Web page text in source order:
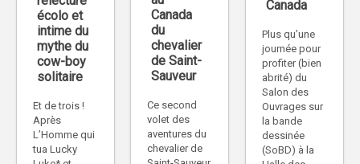
écolo et
intime du
mythe du
cow-boy
solitaire
Et de trois !
Après
L’Homme qui
tua Lucky
Canada
du
chevalier
de Saint-
Sauveur
Ce second
volet des
aventures du
chevalier de
Canada
Plus qu’une
journée pour
profiter (bien
abrité) du
Salon des
Ouvrages sur
la bande
dessinée
(SoBD) à la